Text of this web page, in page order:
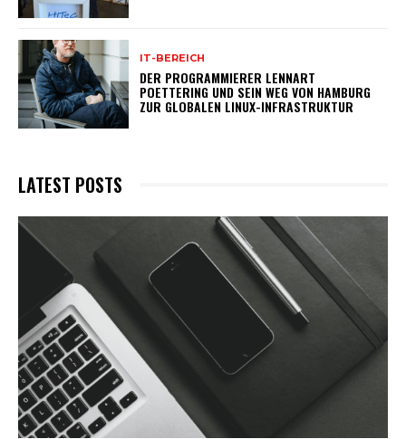
IT-BEREICH
DER PROGRAMMIERER LENNART
POETTERING UND SEIN WEG VON HAMBURG
ZUR GLOBALEN LINUX-INFRASTRUKTUR
LATEST POSTS